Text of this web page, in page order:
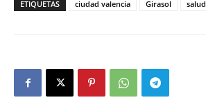
ETIQUETAS ciudad valencia Girasol salud